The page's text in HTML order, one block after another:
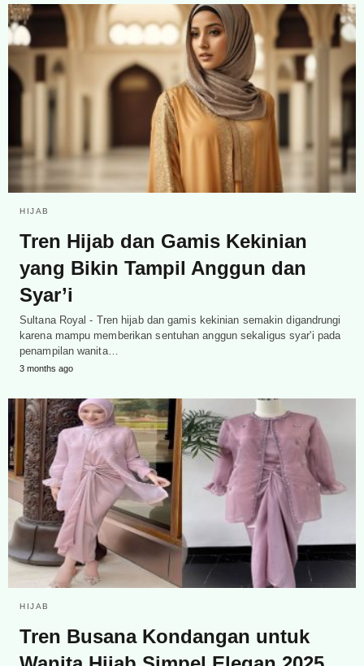
HIJAB
Tren Hijab dan Gamis Kekinian
yang Bikin Tampil Anggun dan
Syar’i
Sultana Royal - Tren hijab dan gamis kekinian semakin digandrungi
karena mampu memberikan sentuhan anggun sekaligus syar'i pada
penampilan wanita…
3 months ago
HIJAB
Tren Busana Kondangan untuk